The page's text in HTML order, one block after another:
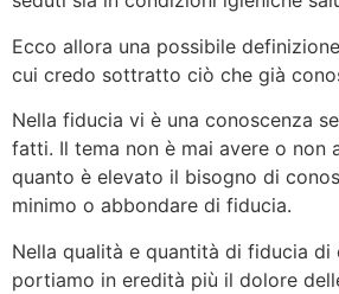
Ecco allora una possibile
cui credo sottratto ciò che già
Nella fiducia vi è una conoscenza
fatti. Il tema non è mai avere o non
quanto è elevato il bisogno di
minimo o abbondare di fiducia.
Nella qualità e quantità di fiducia di
portiamo in eredità più il dolore